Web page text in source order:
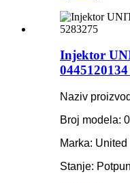
Injektor
Naziv
Broj modela:
Marka: United
Stanje: